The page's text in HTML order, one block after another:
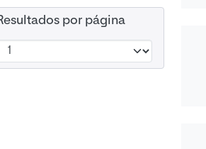
por página